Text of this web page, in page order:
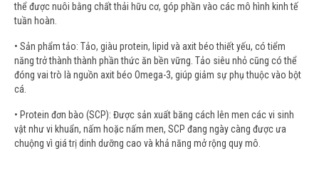
thể được nuôi bằng chất thải hữu cơ, góp phần vào các mô hình kinh tế
tuần hoàn.
• Sản phẩm tảo: Tảo, giàu protein, lipid và axit béo thiết yếu, có tiểm
năng trở thành thành phần thức ăn bền vững. Tảo siêu nhỏ cũng có thể
đóng vai trò là nguồn axit béo Omega-3, giúp giảm sự phụ thuộc vào bột
cá.
• Protein đơn bào (SCP): Được sản xuất băng cách lên men các vi sinh
vật như vi khuẩn, nấm hoặc nấm men, SCP đang ngày càng được ưa
chuộng vì giá trị dinh dưỡng cao và khả năng mở rộng quy mô.